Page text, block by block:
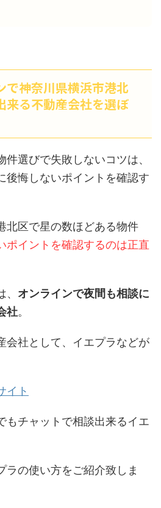
で神奈川県横浜市港北
来る不動産会社を選ぼ
件選びで失敗しないコツは、
後悔しないポイントを確認す
北区で星の数ほどある物件
ポイントを確認するのは正直
オンラインで夜間も相談に
社。
会社として、イエプラなどが
イト
もチャットで相談出来るイエ
ラの使い方をご紹介致しま